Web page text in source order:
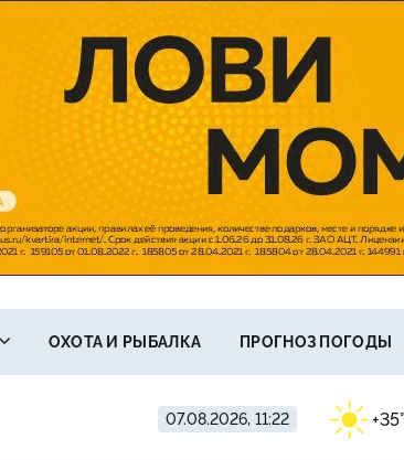
07.08.2026, 11:22
ОХОТА И РЫБАЛКА ПРОГНОЗ ПОГОДЫ